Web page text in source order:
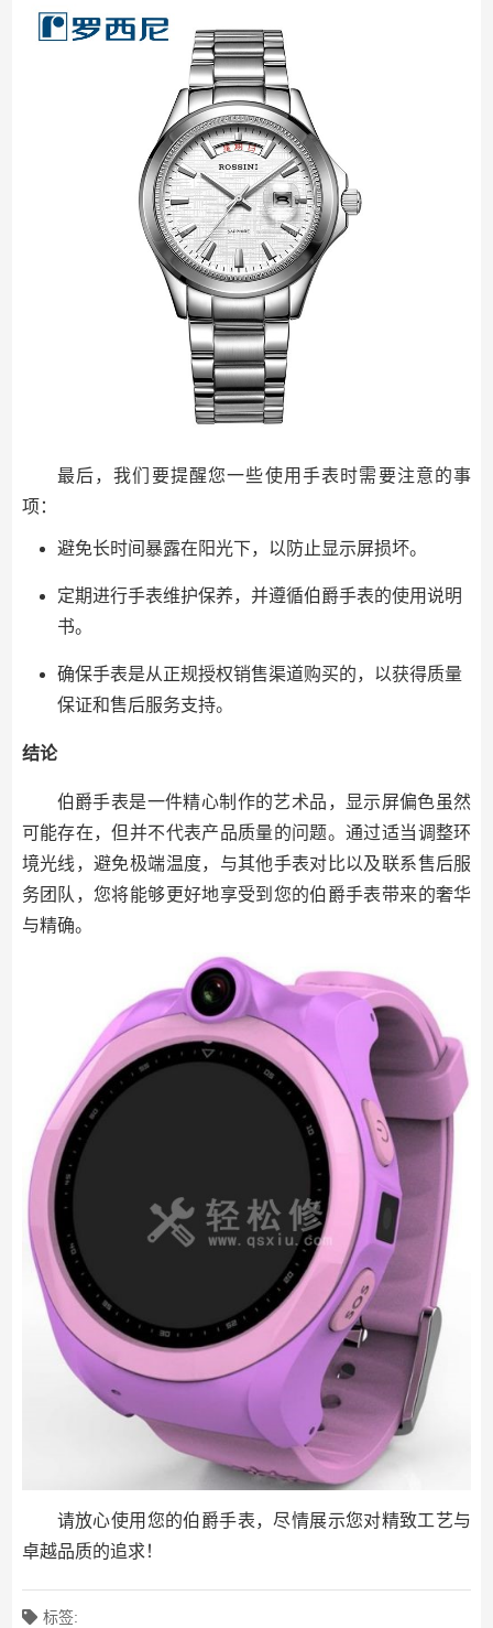
最后，我们要提醒您一些使用手表时需要注意的事
项：
避免长时间暴露在阳光下，以防止显示屏损坏。
定期进行手表维护保养，并遵循伯爵手表的使用说明
书。
确保手表是从正规授权销售渠道购买的，以获得质量
保证和售后服务支持。
结论
伯爵手表是一件精心制作的艺术品，显示屏偏色虽然
可能存在，但并不代表产品质量的问题。通过适当调整环
境光线，避免极端温度，与其他手表对比以及联系售后服
务团队，您将能够更好地享受到您的伯爵手表带来的奢华
与精确。
请放心使用您的伯爵手表，尽情展示您对精致工艺与
卓越品质的追求！
标签: